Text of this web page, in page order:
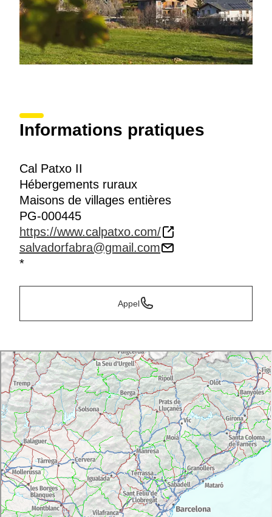
Informations pratiques
Cal Patxo II
Hébergements ruraux
Maisons de villages entières
PG-000445
https://www.calpatxo.com/
salvadorfabra@gmail.com
*
Appel